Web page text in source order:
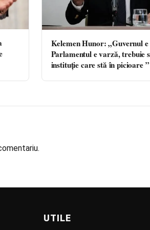
Kelemen Hunor: „Guvernul
Parlamentul e varză, trebuie
instituție care stă în picioare ”
UTILE